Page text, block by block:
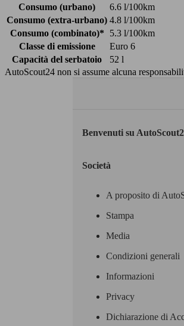
Consumo (urbano)
6.6 l/100km
Consumo (extra-urbano) 4.8 l/100km
Consumo (combinato)*
5.3 l/100km
Classe di emissione
Euro 6
Capacità del serbatoio
52 l
AutoScout24 non si assume alcuna
Benvenuti su
Società
A proposito di
Stampa
Media
Condizioni generali
Informazioni
Privacy
Dichiarazione di